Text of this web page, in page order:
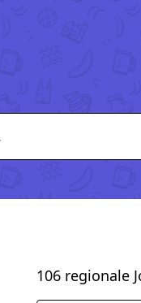
106 regionale